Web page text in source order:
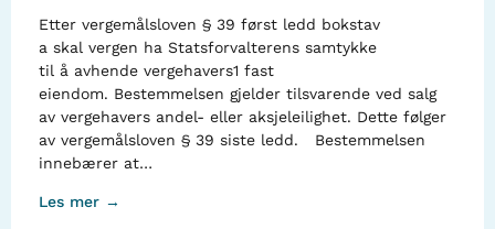
Etter vergemålsloven § 39 først ledd bokstav
a skal vergen ha Statsforvalterens samtykke
til å avhende vergehavers1 fast
eiendom. Bestemmelsen gjelder tilsvarende ved salg
av vergehavers andel- eller aksjeleilighet. Dette følger
av vergemålsloven § 39 siste ledd. Bestemmelsen
innebærer at…
Les mer →